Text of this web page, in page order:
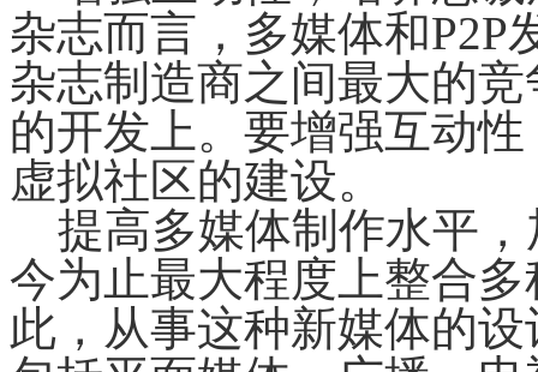
杂志而言，多媒体和P2P
杂志制造商之间最大的
的开发上。要增强互动
虚拟社区的建设。
提高多媒体制作水平，
今为止最大程度上整合
此，从事这种新媒体的